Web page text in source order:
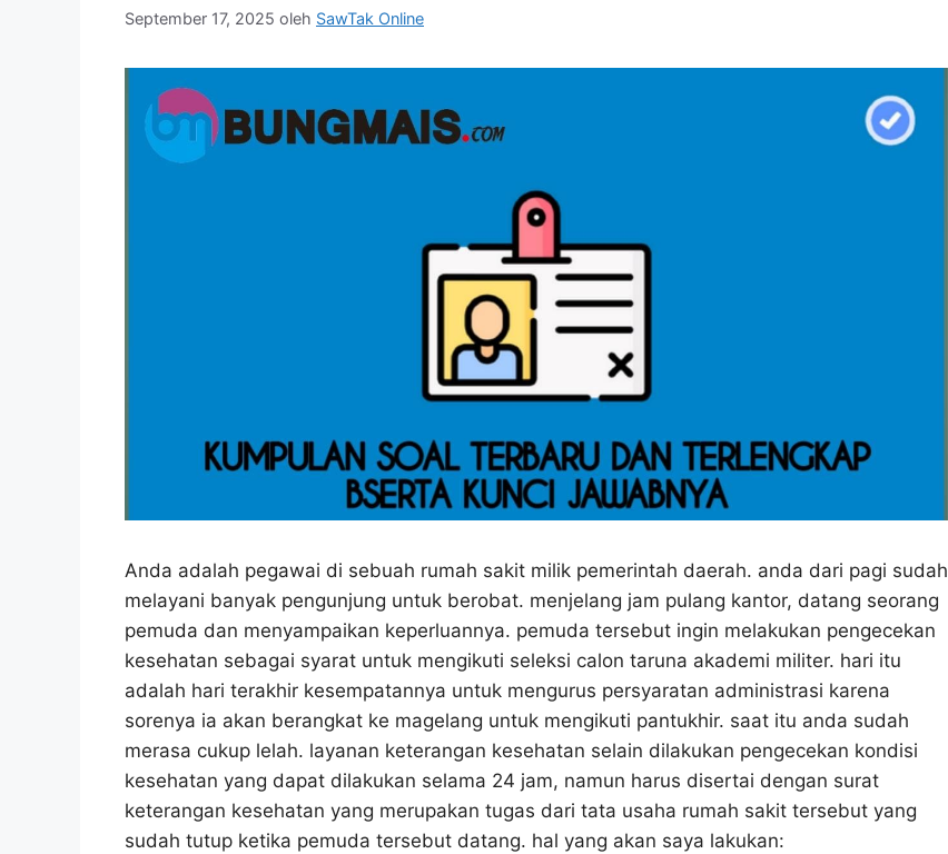
September 17, 2025 oleh SawTak Online
Anda adalah pegawai di sebuah rumah sakit milik pemerintah daerah. anda dari pagi sudah
melayani banyak pengunjung untuk berobat. menjelang jam pulang kantor, datang seorang
pemuda dan menyampaikan keperluannya. pemuda tersebut ingin melakukan pengecekan
kesehatan sebagai syarat untuk mengikuti seleksi calon taruna akademi militer. hari itu
adalah hari terakhir kesempatannya untuk mengurus persyaratan administrasi karena
sorenya ia akan berangkat ke magelang untuk mengikuti pantukhir. saat itu anda sudah
merasa cukup lelah. layanan keterangan kesehatan selain dilakukan pengecekan kondisi
kesehatan yang dapat dilakukan selama 24 jam, namun harus disertai dengan surat
keterangan kesehatan yang merupakan tugas dari tata usaha rumah sakit tersebut yang
sudah tutup ketika pemuda tersebut datang. hal yang akan saya lakukan: